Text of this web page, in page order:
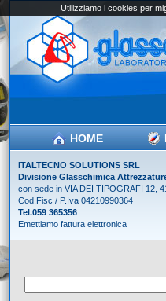
HOME
ITALTECNO SOLUTIONS SRL
Divisione Glasschimica
con sede in VIA DEI TIPOGRAFI 12,
Cod.Fisc / P.Iva 04210990364
Tel.059 365356
Emettiamo fattura elettronica
Utilizziamo i cookies per